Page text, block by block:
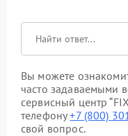
Вы можете
часто задаваемыми
сервисный центр
телефону+7 (800)
свой вопрос.